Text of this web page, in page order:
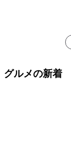
グルメの新着